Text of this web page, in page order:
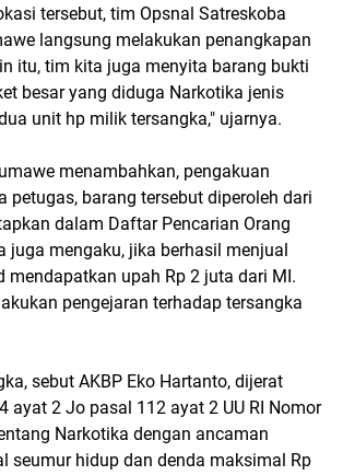
tersebut, tim Opsnal Satreskoba
langsung melakukan penangkapan
itu, tim kita juga menyita barang bukti
besar yang diduga Narkotika jenis
unit hp milik tersangka," ujarnya.
menambahkan, pengakuan
petugas, barang tersebut diperoleh dari
dalam Daftar Pencarian Orang
juga mengaku, jika berhasil menjual
mendapatkan upah Rp 2 juta dari MI.
pengejaran terhadap tersangka
sebut AKBP Eko Hartanto, dijerat
ayat 2 Jo pasal 112 ayat 2 UU RI Nomor
Narkotika dengan ancaman
seumur hidup dan denda maksimal Rp